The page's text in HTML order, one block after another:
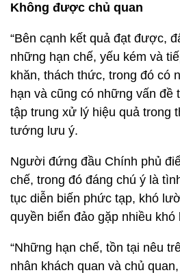
Không được chủ quan
“Bên cạnh kết quả đạt được,
những hạn chế, yếu kém và
khăn, thách thức, trong đó có
hạn và cũng có những vấn đề
tập trung xử lý hiệu quả trong
tướng lưu ý.
Người đứng đầu Chính phủ
chế, trong đó đáng chú ý là
tục diễn biến phức tạp, khó
quyền biển đảo gặp nhiều
“Những hạn chế, tồn tại nêu
nhân khách quan và chủ